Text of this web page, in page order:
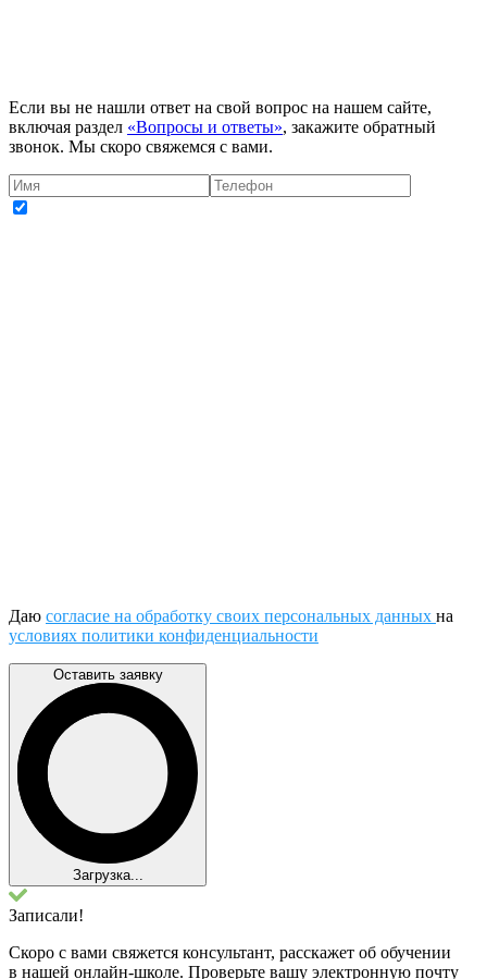
Если вы не нашли ответ на свой вопрос на нашем сайте,
включая раздел «Вопросы и ответы», закажите обратный
звонок. Мы скоро свяжемся с вами.
Даю согласие на обработку своих персональных данных на
условиях политики конфиденциальности
Оставить заявку
Загрузка...
Записали!
Скоро с вами свяжется консультант, расскажет об обучении
в нашей онлайн-школе. Проверьте вашу электронную почту